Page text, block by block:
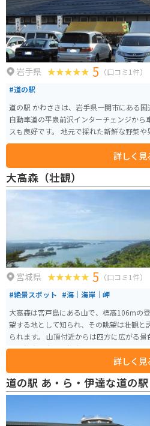
岩手県 5 （口コミ1件）
#道の駅
道の駅 かわさきは、岩手県一関市にある国道
自動車道の平泉前沢インターチェンジか
スも良好です。 地元で採れた新鮮な野菜や果物、加工品などを販売する産直
コーナーが人気です。 特に、地元産のブランド豚「いわいずみ短角牛」を使
ったメンチカツやコロッケなどの軽食は、
人気があります。 また、併設されているレストランでは、地元産の食材をふ
んだんに使った料理を楽しむことができます。 バイクで訪れる場合は、
駐車場があるので安心して駐車できます。 道の駅 かわさきは、地元の特産品
を購入したり、地元グルメを堪能したり
詳しく見
大高森（壮観）
宮城県 5 （口コミ1件）
#絶景スポット #海｜海岸｜岬
大高森は宮戸島にある山で、標高106mの
望する地として知られ、その眺望は壮観と
られます。 山頂付近からは四方に広がる景色が楽しめ、展望台からは日本三
景・松島の島々や松島湾を望むことができ
船形山、栗駒山も見ることができます。大
で、麓には休憩所があり、バイクの駐車も
詳しく見
道の駅 あ・ら・伊達な道の駅